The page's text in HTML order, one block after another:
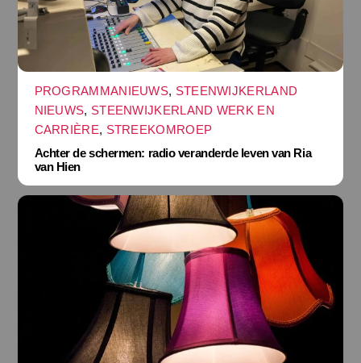
PROGRAMMANIEUWS, STEENWIJKERLAND
NIEUWS, STEENWIJKERLAND WERK EN
CARRIÈRE, STREEKOMROEP
Achter de schermen: radio veranderde leven van Ria
van Hien